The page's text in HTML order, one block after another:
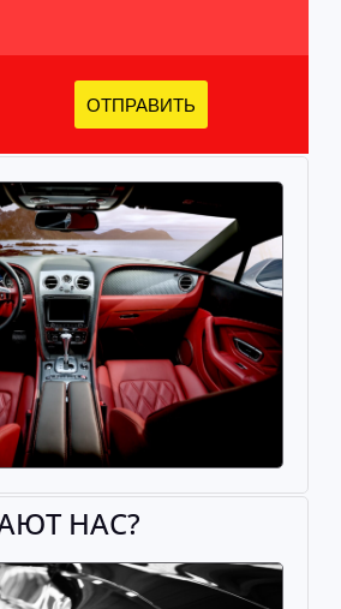
ОТПРАВИТЬ
НАС?